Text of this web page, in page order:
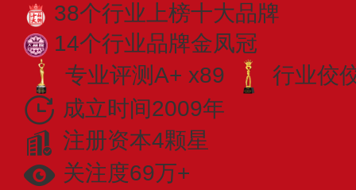
38个行业上榜十大品牌
14个行业品牌金凤冠
专业评测A+ x89
行业佼
成立时间2009年
注册资本4颗星
关注度69万+